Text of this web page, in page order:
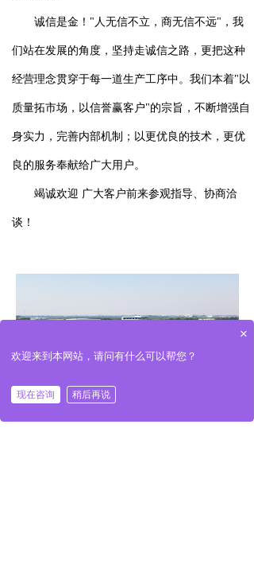
诚信是金！"人无信不立，商无信不远"，我
们站在发展的角度，坚持走诚信之路，更把这种
经营理念贯穿于每一道生产工序中。我们本着"以
质量拓市场，以信誉赢客户"的宗旨，不断增强自
身实力，完善内部机制；以更优良的技术，更优
良的服务奉献给广大用户。
竭诚欢迎 广大客户前来参观指导、协商洽
谈！
×
欢迎来到本网站，请问有什么可以帮您？
现在咨询 稍后再说